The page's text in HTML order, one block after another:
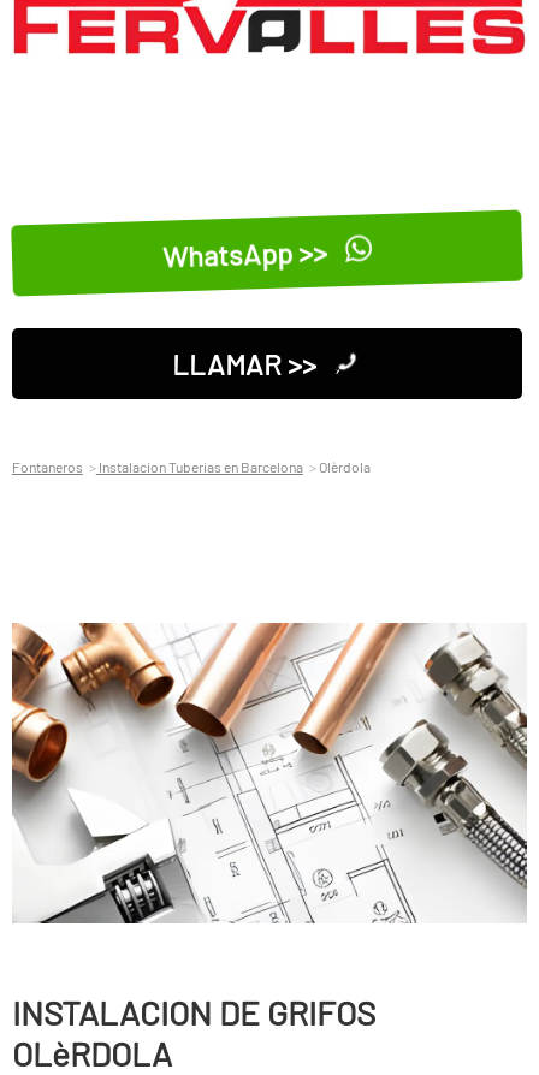
WhatsApp >>
LLAMAR >>
Fontaneros Instalacion Tuberias en Barcelona Olèrdola
INSTALACION DE GRIFOS
OLèRDOLA